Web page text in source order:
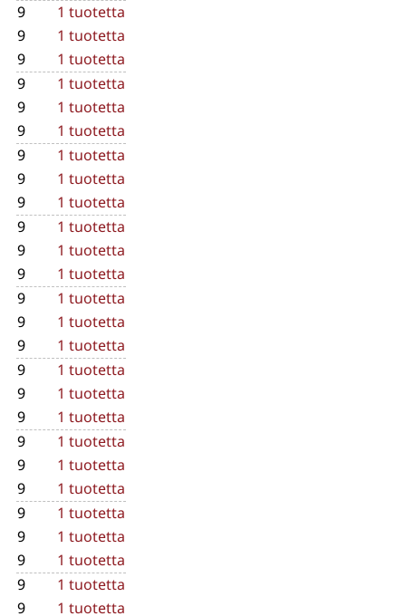
9
1 tuotetta
9
1 tuotetta
9
1 tuotetta
9
1 tuotetta
9
1 tuotetta
9
1 tuotetta
9
1 tuotetta
9
1 tuotetta
9
1 tuotetta
9
1 tuotetta
9
1 tuotetta
9
1 tuotetta
9
1 tuotetta
9
1 tuotetta
9
1 tuotetta
9
1 tuotetta
9
1 tuotetta
9
1 tuotetta
9
1 tuotetta
9
1 tuotetta
9
1 tuotetta
9
1 tuotetta
9
1 tuotetta
9
1 tuotetta
9
1 tuotetta
9
1 tuotetta